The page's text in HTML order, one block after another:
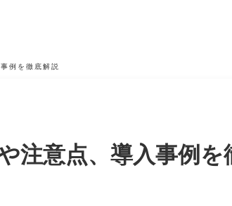
例を徹底解説
注意点、導入事例を